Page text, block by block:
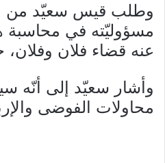
وطلب قيس سعيّد من
مسؤوليّته في محاسبة
عنه قضاء فلان
وأشار سعيّد إلى أنّه
محاولات الفوضى